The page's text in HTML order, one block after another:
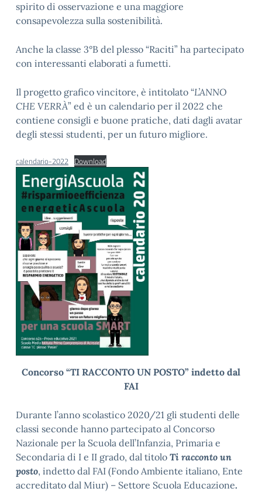
spirito di osservazione e una maggiore
consapevolezza sulla sostenibilità.
Anche la classe 3°B del plesso “Raciti” ha partecipato
con interessanti elaborati a fumetti.
Il progetto grafico vincitore, è intitolato “L’ANNO
CHE VERRÀ” ed è un calendario per il 2022 che
contiene consigli e buone pratiche, dati dagli avatar
degli stessi studenti, per un futuro migliore.
calendario-2022 Download
Concorso “TI RACCONTO UN POSTO” indetto dal
FAI
Durante l’anno scolastico 2020/21 gli studenti delle
classi seconde hanno partecipato al Concorso
Nazionale per la Scuola dell’Infanzia, Primaria e
Secondaria di I e II grado, dal titolo Ti racconto un
posto, indetto dal FAI (Fondo Ambiente italiano, Ente
accreditato dal Miur) – Settore Scuola Educazione.